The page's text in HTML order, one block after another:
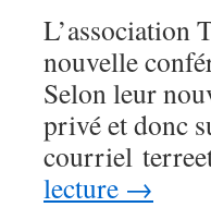
L’association
nouvelle
Selon leur
privé et donc
courriel
lecture →